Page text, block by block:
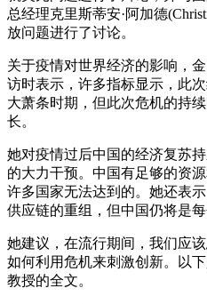
总经理克里斯蒂安·阿加德
放问题进行了讨论。
关于疫情对世界经济的影响，
访时表示，许多指标显示，此
大萧条时期，但此次危机的持
长。
她对疫情过后中国的经济复苏
的大力干预。中国有足够的资
许多国家无法达到的。她还表
供应链的重组，但中国仍将是每
她建议，在流行期间，我们应
如何利用危机来刺激创新。以
教授的全文。